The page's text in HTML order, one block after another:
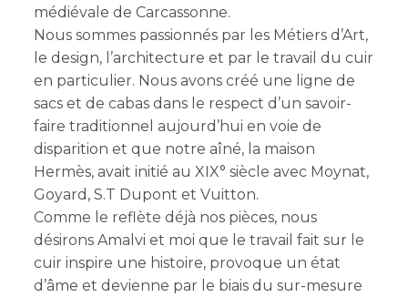
médiévale de Carcassonne.
Nous sommes passionnés par les Métiers d’Art,
le design, l’architecture et par le travail du cuir
en particulier. Nous avons créé une ligne de
sacs et de cabas dans le respect d’un savoir-
faire traditionnel aujourd’hui en voie de
disparition et que notre aîné, la maison
Hermès, avait initié au XIX° siècle avec Moynat,
Goyard, S.T Dupont et Vuitton.
Comme le reflète déjà nos pièces, nous
désirons Amalvi et moi que le travail fait sur le
cuir inspire une histoire, provoque un état
d’âme et devienne par le biais du sur-mesure